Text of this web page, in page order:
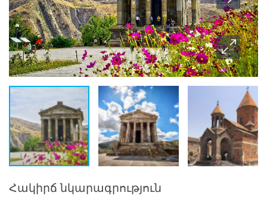
Հակիրճ նկարագրություն